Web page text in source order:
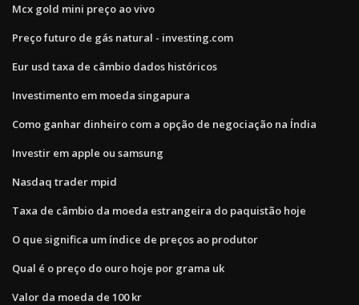
Mcx gold mini preço ao vivo
Preço futuro de gás natural - investing.com
Eur usd taxa de câmbio dados históricos
Investimento em moeda singapura
Como ganhar dinheiro com a opção de negociação na Índia
Investir em apple ou samsung
Nasdaq trader mpid
Taxa de câmbio da moeda estrangeira do paquistão hoje
O que significa um índice de preços ao produtor
Qual é o preço do ouro hoje por grama uk
Valor da moeda de 100 kr